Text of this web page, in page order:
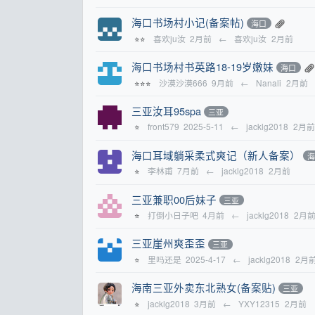
海口书场村小记(备案帖) 海口
⭐⭐ 喜欢ju汝 2月前 ← 喜欢ju汝 2月前
海口书场村书英路18-19岁嫩妹 海口
⭐⭐⭐ 沙漠沙漠666 9月前 ← Nanali 2月前
三亚汝耳95spa 三亚
⭐ front579 2025-5-11 ← jacklg2018 2月前
海口耳域躺采柔式爽记（新人备案）
⭐ 李林甫 7月前 ← jacklg2018 2月前
三亚兼职00后妹子 三亚
⭐ 打倒小日子吧 4月前 ← jacklg2018 2月前
三亚崖州爽歪歪 三亚
⭐ 里吗还是 2025-4-17 ← jacklg2018 2月
海南三亚外卖东北熟女(备案贴) 三亚
⭐ jacklg2018 3月前 ← YXY12315 2月前